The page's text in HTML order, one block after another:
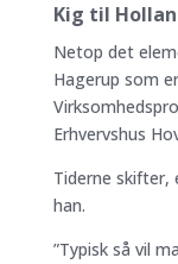
Kig til
Netop det
Hagerup som
Erhvervshus
Tiderne skifter,
han.
”Typisk så vil